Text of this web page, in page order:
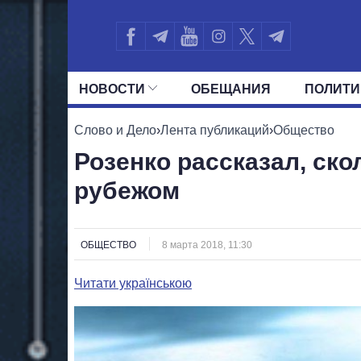
НОВОСТИ ОБЕЩАНИЯ
ВСЕ ПОЛИТИКИ ПРЕЗИДЕНТ И
Слово и Дело›Лента публикаций›Общество
Розенко рассказал,
рубежом
ОБЩЕСТВО 8 марта 2018, 11:30
Читати українською